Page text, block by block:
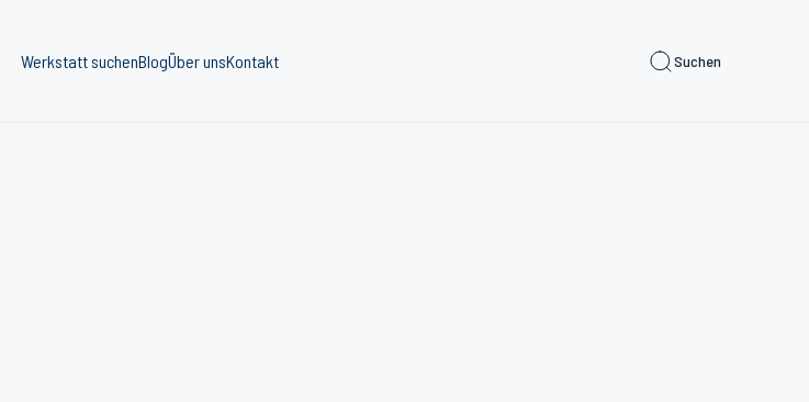
Werkstatt suchenBlogÜber unsKontakt Suchen